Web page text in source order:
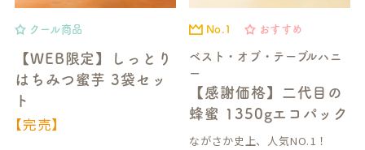
クール商品
【WEB限定】しっとり
はちみつ蜜芋 3袋セッ
ト
【完売】
No.1 おすすめ
ベスト・オブ・テーブルハニ
ー
【感謝価格】二代目の
蜂蜜 1350gエコパック
ながさか史上、人気NO.1！